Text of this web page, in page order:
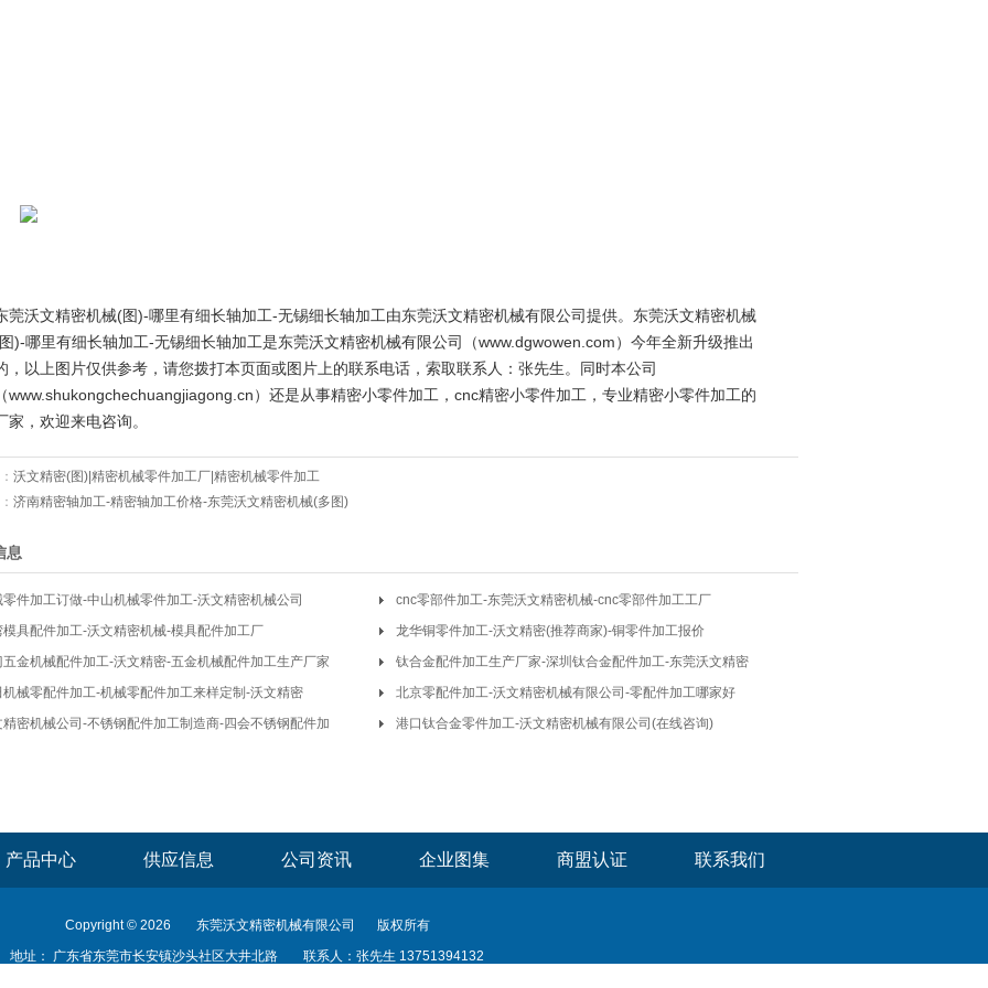
莞沃文精密机械(图)-哪里有细长轴加工-无锡细长轴加工由东莞沃文精密机械有限公司提供。东莞沃文精密机械
)-哪里有细长轴加工-无锡细长轴加工是东莞沃文精密机械有限公司（www.dgwowen.com）今年全新升级推出
，以上图片仅供参考，请您拨打本页面或图片上的联系电话，索取联系人：张先生。同时本公司
www.shukongchechuangjiagong.cn）还是从事精密小零件加工，cnc精密小零件加工，专业精密小零件加工的
家，欢迎来电咨询。
沃文精密(图)|精密机械零件加工厂|精密机械零件加工
济南精密轴加工-精密轴加工价格-东莞沃文精密机械(多图)
息
零件加工订做-中山机械零件加工-沃文精密机械公司
cnc零部件加工-东莞沃文精密机械-cnc零部件加工工厂
模具配件加工-沃文精密机械-模具配件加工厂
龙华铜零件加工-沃文精密(推荐商家)-铜零件加工报价
五金机械配件加工-沃文精密-五金机械配件加工生产厂家
钛合金配件加工生产厂家-深圳钛合金配件加工-东莞沃文精密
机械
机械零配件加工-机械零配件加工来样定制-沃文精密
北京零配件加工-沃文精密机械有限公司-零配件加工哪家好
精密机械公司-不锈钢配件加工制造商-四会不锈钢配件加
港口钛合金零件加工-沃文精密机械有限公司(在线咨询)
产品中心 供应信息 公司资讯 企业图集 商盟认证 联系我们
Copyright © 2026 东莞沃文精密机械有限公司
版权所有
地址： 广东省东莞市长安镇沙头社区大井北路
联系人：张先生 13751394132